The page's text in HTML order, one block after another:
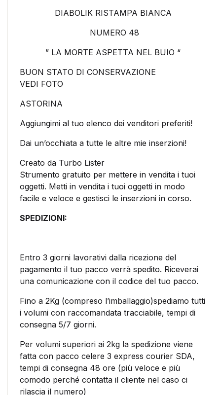
DIABOLIK RISTAMPA BIANCA
NUMERO 48
” LA MORTE ASPETTA NEL BUIO “
BUON STATO DI CONSERVAZIONE
VEDI FOTO
ASTORINA
Aggiungimi al tuo elenco dei venditori preferiti!
Dai un’occhiata a tutte le altre mie inserzioni!
Creato da Turbo Lister
Strumento gratuito per mettere in vendita i tuoi
oggetti. Metti in vendita i tuoi oggetti in modo
facile e veloce e gestisci le inserzioni in corso.
SPEDIZIONI:
Entro 3 giorni lavorativi dalla ricezione del
pagamento il tuo pacco verrà spedito. Riceverai
una comunicazione con il codice del tuo pacco.
Fino a 2Kg (compreso l’imballaggio)spediamo tutti
i volumi con raccomandata tracciabile, tempi di
consegna 5/7 giorni.
Per volumi superiori ai 2kg la spedizione viene
fatta con pacco celere 3 express courier SDA,
tempi di consegna 48 ore (più veloce e più
comodo perché contatta il cliente nel caso ci
rilascia il numero)